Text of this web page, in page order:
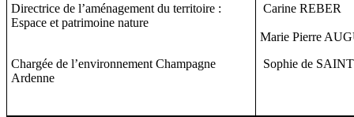
Directrice de l’aménagement du territoire :
Espace et patrimoine nature
Chargée de l’environnement Champagne
Ardenne
Carine REBER
Marie Pierre
Sophie de